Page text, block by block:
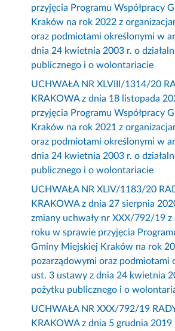
przyjęcia Programu Współpracy
Kraków na rok 2022 z
oraz podmiotami określonymi w
dnia 24 kwietnia 2003 r. o
publicznego i o wolontariacie
UCHWAŁA NR XLVIII/1314/20
KRAKOWA z dnia 18 listopada
przyjęcia Programu Współpracy
Kraków na rok 2021 z
oraz podmiotami określonymi w
dnia 24 kwietnia 2003 r. o
publicznego i o wolontariacie
UCHWAŁA NR XLIV/1183/20
KRAKOWA z dnia 27 sierpnia
zmiany uchwały nr XXX/792/19
roku w sprawie przyjęcia
Gminy Miejskiej Kraków na rok
pozarządowymi oraz podmiotami
ust. 3 ustawy z dnia 24 kwietnia
pożytku publicznego i o
UCHWAŁA NR XXX/792/19
KRAKOWA z dnia 5 grudnia